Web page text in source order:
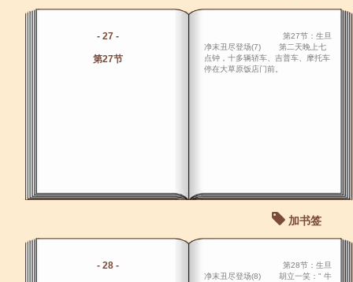
- 27 -
第27节
第27节：生旦
净末丑尽登场(7) 第二天晚上七
点钟，十多辆轿车、吉普车、摩托车
停在大草原饭店门前。
加书签
- 28 -
第28节：生旦
净末丑尽登场(8) 胡立一笑：" 牛